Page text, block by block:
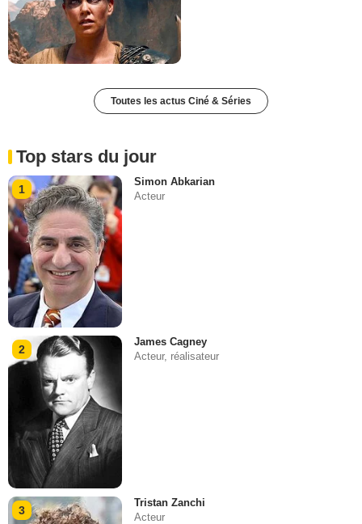
Toutes les actus Ciné & Séries
Top stars du jour
1
Simon Abkarian
Acteur
2
James Cagney
Acteur, réalisateur
3
Tristan Zanchi
Acteur